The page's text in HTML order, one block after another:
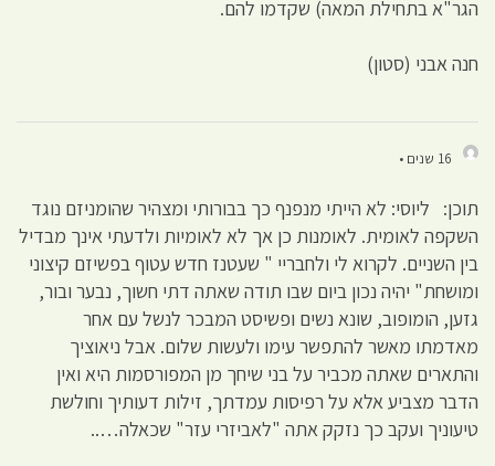
הגר"א בתחילת המאה) שקדמו להם.
חנה אבני (סטון)
16 שנים •
תוכן: ליוסי: לא הייתי מנפנף כך בבורותי ומצהיר שהומניזם נוגד
השקפה לאומית. לאומנות כן אך לא לאומיות ולדעתי אינך מבדיל
בין השניים. לקרוא לי ולחבריי " שעטנז חדש עטוף בפשיזם קיצוני
ומושחת" יהיה נכון ביום שבו תודה שאתה דתי חשוך, נבער ובור,
גזען, הומופוב, שונא נשים ופשיסט המבכר לנשל עם אחר
מאדמתו מאשר להתפשר עימו ולעשות שלום. אבל ניאוציך
והתארים שאתה מכביר על בני שיחך מן המפורסמות היא ואין
הדבר מצביע אלא על רפיסות עמדתך, זילות דעותיך וחולשת
טיעוניך ועקב כך נזקק אתה "לאביזרי עזר" שכאלה…..